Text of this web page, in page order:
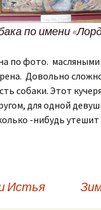
по имени
по фото. масляными
Довольно
собаки. Этот
для одной
-нибудь утешит
Истья